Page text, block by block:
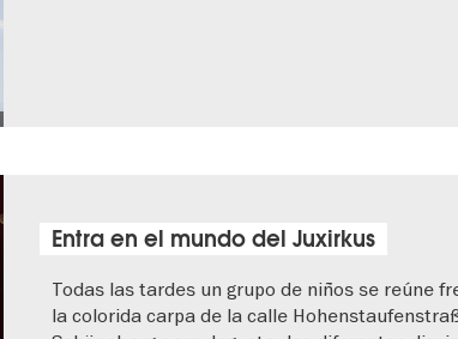
Entra en el mundo del Juxirkus
Todas las tardes un grupo de niños se reúne
la colorida carpa de la calle